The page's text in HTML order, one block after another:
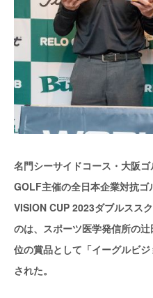
名門シーサイドコース・大阪
GOLF主催の全日本企業対抗
VISION CUP 2023ダブルスス
のは、スポーツ医学発信所の
位の賞品として「イーグルビ
された。